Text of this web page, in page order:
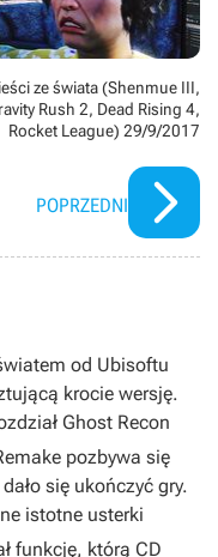
ze świata (Shenmue III,
Rush 2, Dead Rising 4,
Rocket League) 29/9/2017
POPRZEDNI
od Ubisoftu
krocie wersję.
Ghost Recon
pozbywa się
się ukończyć gry.
istotne usterki
funkcję, którą CD